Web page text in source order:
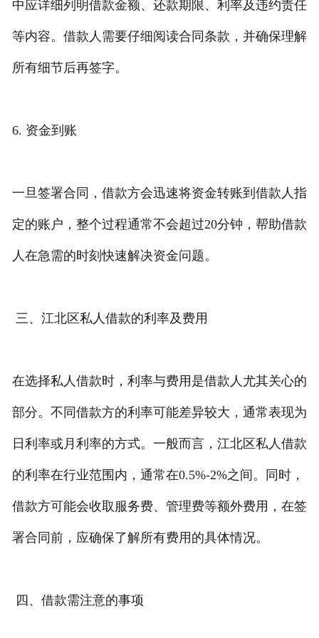
中应详细列明借款金额、还款期限、利率及违约责任
等内容。借款人需要仔细阅读合同条款，并确保理解
所有细节后再签字。
6. 资金到账
一旦签署合同，借款方会迅速将资金转账到借款人指
定的账户，整个过程通常不会超过20分钟，帮助借款
人在急需的时刻快速解决资金问题。
三、江北区私人借款的利率及费用
在选择私人借款时，利率与费用是借款人尤其关心的
部分。不同借款方的利率可能差异较大，通常表现为
日利率或月利率的方式。一般而言，江北区私人借款
的利率在行业范围内，通常在0.5%-2%之间。同时，
借款方可能会收取服务费、管理费等额外费用，在签
署合同前，应确保了解所有费用的具体情况。
四、借款需注意的事项